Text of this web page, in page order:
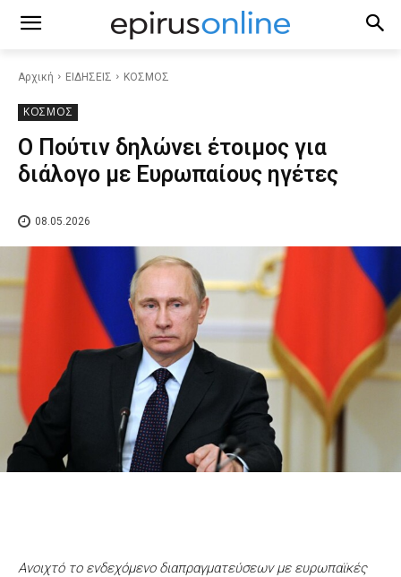
Αρχική ΕΙΔΗΣΕΙΣ ΚΟΣΜΟΣ
ΚΟΣΜΟΣ
Ο Πούτιν δηλώνει έτοιμος για
διάλογο με Ευρωπαίους ηγέτες
08.05.2026
Ανοιχτό το ενδεχόμενο διαπραγματεύσεων με ευρωπαϊκές